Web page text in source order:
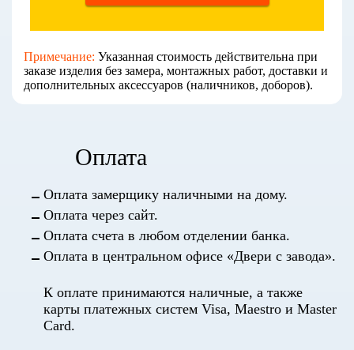
Примечание: Указанная стоимость действительна при
заказе изделия без замера, монтажных работ, доставки и
дополнительных аксессуаров (наличников, доборов).
Оплата
Оплата замерщику наличными на дому.
Оплата через сайт.
Оплата счета в любом отделении банка.
Оплата в центральном офисе «Двери с завода».
К оплате принимаются наличные, а также
карты платежных систем Visa, Maestro и Master
Card.